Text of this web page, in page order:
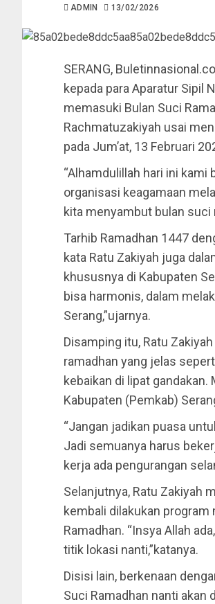
ADMIN 13/02/2026
SERANG,
kepada para Aparatur Sipil
memasuki Bulan Suci
Rachmatuzakiyah usai
pada Jum’at, 13 Februari
“Alhamdulillah hari ini
organisasi keagamaan
kita menyambut bulan suci
Tarhib Ramadhan 1447
kata Ratu Zakiyah juga
khususnya di Kabupaten
bisa harmonis, dalam
Serang,”ujarnya.
Disamping itu, Ratu
ramadhan yang jelas
kebaikan di lipat
Kabupaten (Pemkab)
“Jangan jadikan puasa
Jadi semuanya harus
kerja ada pengurangan
Selanjutnya, Ratu Zakiyah
kembali dilakukan
Ramadhan. “Insya Allah
titik lokasi nanti,”katanya.
Disisi lain, berkenaan
Suci Ramadhan nanti akan